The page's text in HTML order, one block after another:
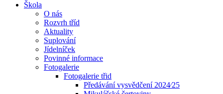
Škola
O nás
Rozvrh tříd
Aktuality
Suplování
Jídelníček
Povinné informace
Fotogalerie
Fotogalerie třid
Předávání vysvědčení 2024⁄25